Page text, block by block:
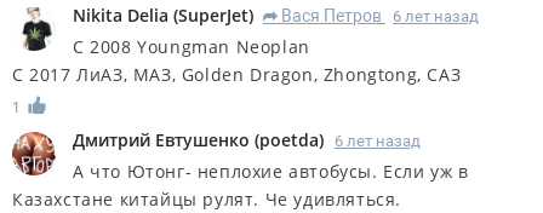
Nikita Delia (SuperJet) R Вася Петров 6 лет назад
С 2008 Youngman Neoplan
С 2017 ЛиАЗ, МАЗ, Golden Dragon, Zhongtong, САЗ
1
Дмитрий Евтушенко (poetda) 6 лет назад
А что Ютонг- неплохие автобусы. Если уж в
Казахстане китайцы рулят. Че удивляться.